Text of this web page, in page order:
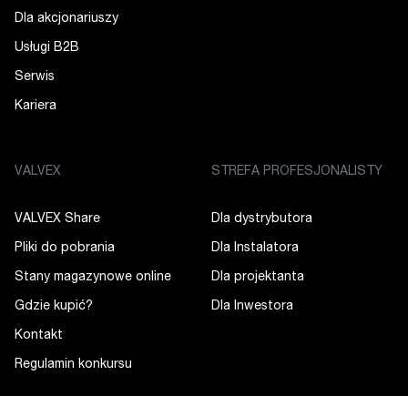
Dla akcjonariuszy
Usługi B2B
Serwis
Kariera
VALVEX
VALVEX Share
Pliki do pobrania
Stany magazynowe online
Gdzie kupić?
Kontakt
Regulamin konkursu
STREFA PROFESJONALISTY
Dla dystrybutora
Dla Instalatora
Dla projektanta
Dla Inwestora